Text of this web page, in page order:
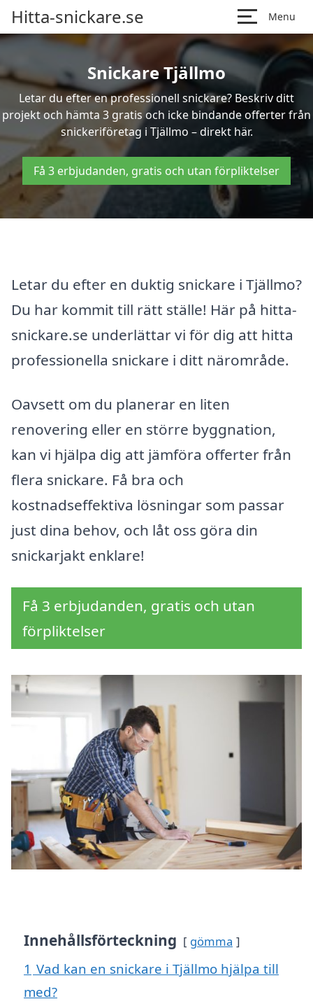
Hitta-snickare.se Menu
Snickare Tjällmo
Letar du efter en professionell snickare? Beskriv ditt
projekt och hämta 3 gratis och icke bindande offerter från
snickeriföretag i Tjällmo – direkt här.
Få 3 erbjudanden, gratis och utan förpliktelser
Letar du efter en duktig snickare i Tjällmo?
Du har kommit till rätt ställe! Här på hitta-
snickare.se underlättar vi för dig att hitta
professionella snickare i ditt närområde.
Oavsett om du planerar en liten
renovering eller en större byggnation,
kan vi hjälpa dig att jämföra offerter från
flera snickare. Få bra och
kostnadseffektiva lösningar som passar
just dina behov, och låt oss göra din
snickarjakt enklare!
Få 3 erbjudanden, gratis och utan
förpliktelser
Innehållsförteckning gömma
1 Vad kan en snickare i Tjällmo hjälpa till
med?